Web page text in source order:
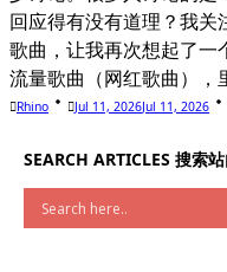
回应得有没有道理？我关
歌曲，让我再次想起了一
流量歌曲（网红歌曲），
Rhino Jul 11, 2026Jul 11, 2026
SEARCH ARTICLES 搜索